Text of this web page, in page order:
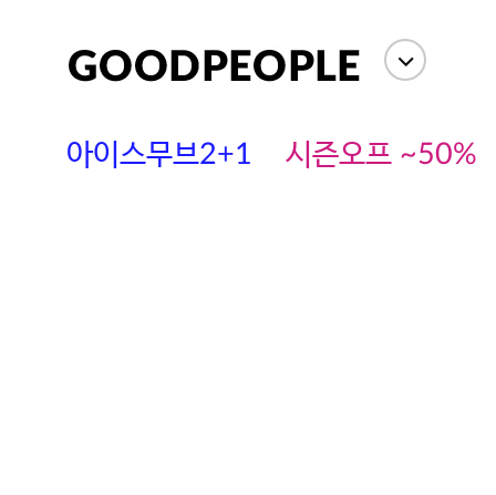
아이스무브2+1 시즌오프 ~50%